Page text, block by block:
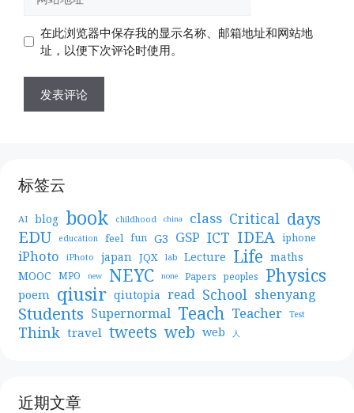
址
址
在此浏览器中保存我的显示名称、邮箱地址和网站地
址，以便下次评论时使用。
标签云
AI blog book childhood china class Critical days
EDU education feel fun G3 GSP ICT IDEA iphone
iPhoto iPhoto japan JQX lab Lecture Life maths
MOOC MPO new NEYC none Papers peoples Physics
poem qiusir qiutopia read School shenyang
Students Supernormal Teach Teacher Test
Think travel tweets web web 人
近期文章